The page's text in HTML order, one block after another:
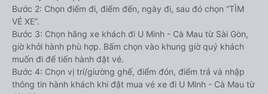
Bước 2: Chọn điểm đi, điểm đến, ngày đi, sau đó chọn “TÌM
VÉ XE”.
Bước 3: Chọn hãng xe khách đi U Minh - Cà Mau từ Sài Gòn,
giờ khởi hành phù hợp. Bấm chọn vào khung giờ quý khách
muốn đi để tiến hành đặt vé.
Bước 4: Chọn vị trí/giường ghế, điểm đón, điểm trả và nhập
thông tin hành khách khi đặt mua vé xe đi U Minh - Cà Mau từ